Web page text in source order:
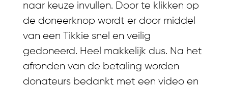
naar keuze invullen. Door te klikken op
de doneerknop wordt er door middel
van een Tikkie snel en veilig
gedoneerd. Heel makkelijk dus. Na het
afronden van de betaling worden
donateurs bedankt met een video en